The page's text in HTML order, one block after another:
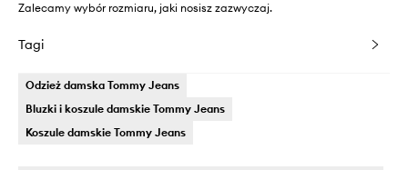
Zalecamy wybór rozmiaru, jaki nosisz zazwyczaj.
Tagi
Odzież damska Tommy Jeans
Bluzki i koszule damskie Tommy Jeans
Koszule damskie Tommy Jeans